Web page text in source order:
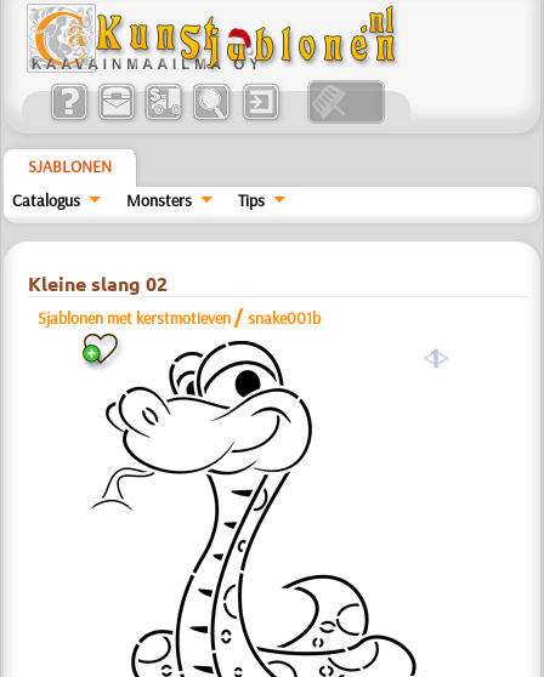
SJABLONEN
Catalogus
Monsters Tips
Kleine slang 02
Sjablonen met kerstmotieven /snake001b
a